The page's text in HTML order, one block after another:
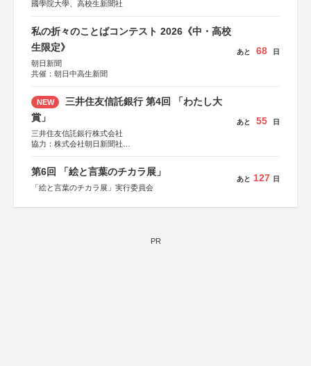
國學院大學、高校生新聞社
私の折々のことばコンテスト 2026《中・高校
生限定》
朝日新聞
共催：朝日中高生新聞
あと 68 日
NEW
三井住友信託銀行 第4回 「わたし大
賞」
三井住友信託銀行株式会社
協力：株式会社朝日新聞社
あと 55 日
第6回 「絵と言葉のチカラ展」
「絵と言葉のチカラ展」実行委員会
あと 127 日
PR